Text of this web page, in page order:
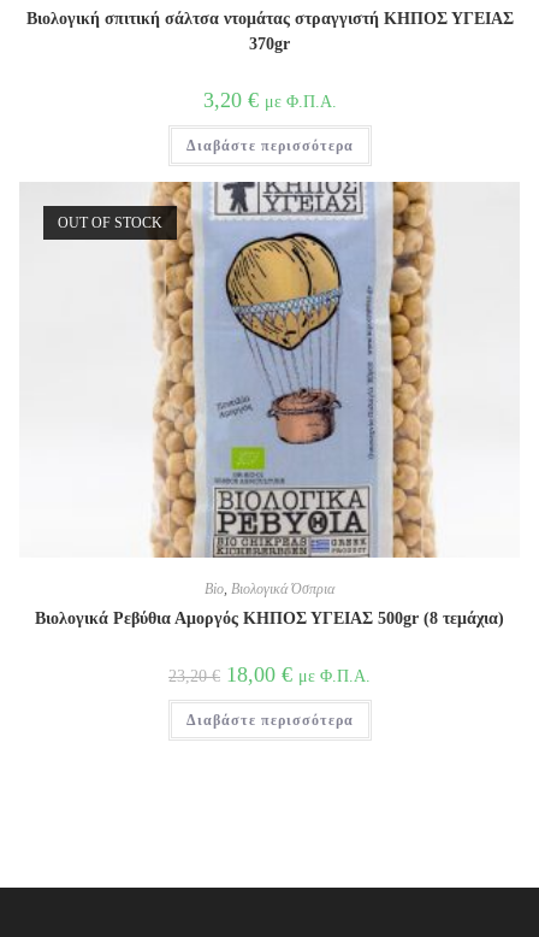
Βιολογική σπιτική σάλτσα ντομάτας στραγγιστή ΚΗΠΟΣ ΥΓΕΙΑΣ
370gr
3,20 € με Φ.Π.Α.
Διαβάστε περισσότερα
OUT OF STOCK
Bio Βιολογικά Όσπρια
Βιολογικά Ρεβύθια Αμοργός ΚΗΠΟΣ ΥΓΕΙΑΣ 500gr (8 τεμάχια)
23,20€ Original
price
was:
23,20 €.
18,00 €Η
τρέχουσα
τιμή
είναι:
18,00 €.
με Φ.Π.Α.
Διαβάστε περισσότερα